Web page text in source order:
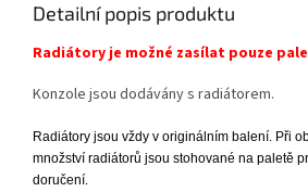
Detailní popis produktu
Radiátory je možné zasílat pouze
Konzole jsou dodávány s radiátorem.
Radiátory jsou vždy v originálním balení. Při
množství radiátorů jsou stohované na paletě
doručení.